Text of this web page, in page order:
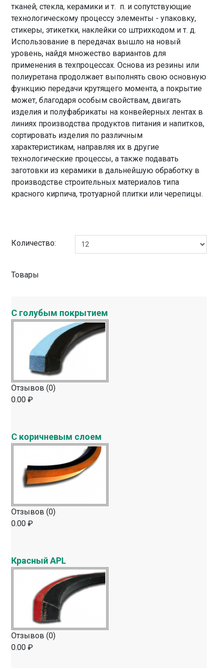
тканей, стекла, керамики и т. п. и сопутствующие
технологическому процессу элементы - упаковку,
стикеры, этикетки, наклейки со штрихкодом и т. д.
Использование в передачах вышло на новый
уровень, найдя множество вариантов для
применения в техпроцессах. Основа из резины или
полиуретана продолжает выполнять свою основную
функцию передачи крутящего момента, а покрытие
может, благодаря особым свойствам, двигать
изделия и полуфабрикаты на конвейерных лентах в
линиях производства продуктов питания и напитков,
сортировать изделия по различным
характеристикам, направляя их в другие
технологические процессы, а также подавать
заготовки из керамики в дальнейшую обработку в
производстве строительных материалов типа
красного кирпича, тротуарной плитки или черепицы.
Количество:
Товары
С голубым покрытием
Отзывов (0)
0.00 ₽
С коричневым слоем
Отзывов (0)
0.00 ₽
Красный APL
Отзывов (0)
0.00 ₽